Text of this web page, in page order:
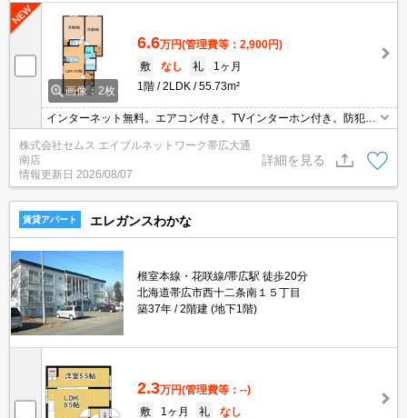
画像：2枚
6.6万円(管理費等：2,900円)
敷
なし 礼
1ヶ月
1階
2LDK 55.73m²
インターネット無料。エアコン付き。TVインターホン付き。防犯カ
メラ。暖房機付き。照明器具付き。給湯付き。システムキッチン。
ガスコンロ付き。バス・トイレ別。シャワー付き。追い焚き。浴室
乾燥機。シャンドレ。温水洗浄便座。室内洗濯機置場。シューズボ
ックス。カーテンレール。ペット相談可。BS受信可。
株式会社セムス エイブルネットワーク帯広大通
南店
情報更新日 2026/08/07
詳細を見る
賃貸アパート エレガンスわかな
根室本線・花咲線/帯広駅 徒歩20分
北海道帯広市西十二条南１５丁目
築37年
2階建 (地下1階)
2.3万円(管理費等：--)
敷
1ヶ月 礼
なし